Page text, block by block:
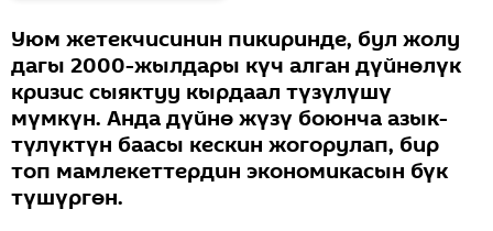
Уюм жетекчисинин пикиринде, бул жолу
дагы 2000-жылдары күч алган дүйнөлүк
кризис сыяктуу кырдаал түзүлүшү
мүмкүн. Анда дүйнө жүзү боюнча азык-
түлүктүн баасы кескин жогорулап, бир
топ мамлекеттердин экономикасын бүк
түшүргөн.